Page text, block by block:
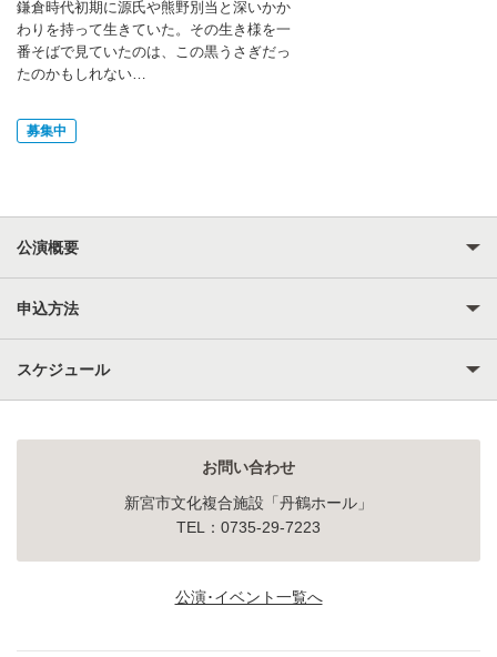
鎌倉時代初期に源氏や熊野別当と深いかか
わりを持って生きていた。その生き様を一
番そばで見ていたのは、この黒うさぎだっ
たのかもしれない…
募集中
公演概要
申込方法
スケジュール
お問い合わせ
新宮市文化複合施設「丹鶴ホール」
TEL：0735-29-7223
公演･イベント一覧へ